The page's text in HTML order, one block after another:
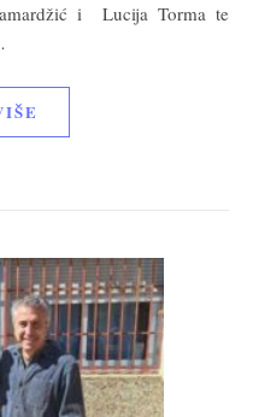
i Lucija Torma te